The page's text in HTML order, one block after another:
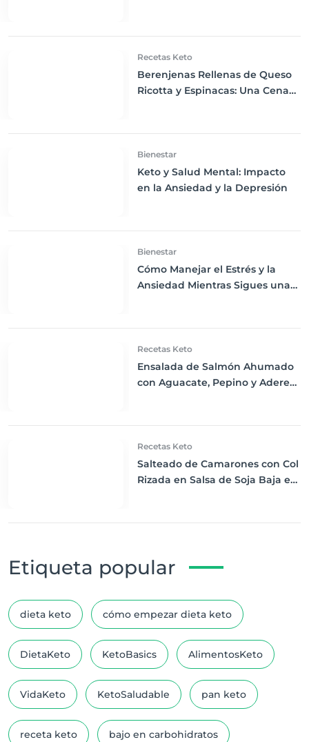
Recetas Keto
Berenjenas Rellenas de Queso
Ricotta y Espinacas: Una Cena
Bienestar
Keto y Salud Mental: Impacto
en la Ansiedad y la Depresión
Bienestar
Cómo Manejar el Estrés y la
Ansiedad Mientras Sigues una
Recetas Keto
Ensalada de Salmón Ahumado
con Aguacate, Pepino y Aderezo
Recetas Keto
Salteado de Camarones con Col
Rizada en Salsa de Soja Baja en
Etiqueta popular
dieta keto cómo empezar dieta keto
DietaKeto KetoBasics AlimentosKeto
VidaKeto KetoSaludable pan keto
receta keto bajo en carbohidratos